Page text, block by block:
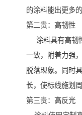
的涂料能出更多
第二贵：高韧性
涂料具有高韧
一致，附着力强
脱落现象。同时
长，使标线施划
第三贵：高反光